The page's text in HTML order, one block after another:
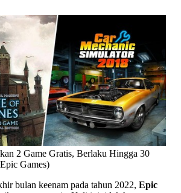
2 Game Gratis, Berlaku Hingga 30
Games)
bulan keenam pada tahun 2022, Epic